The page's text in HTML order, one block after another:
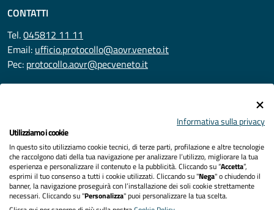
CONTATTI
Tel.045812 11 11
Email: ufficio.protocollo@aovr.veneto.it
Pec: protocollo.aovr@pecveneto.it
Privacy
Accessibilità
Note legali
Informativa sulla privacy
Utilizziamo i cookie
In questo sito utilizziamo cookie tecnici, di terze parti, profilazione e altre tecnologie
che raccolgono dati della tua navigazione per analizzare l’utilizzo, migliorare la tua
esperienza e personalizzare il contenuto e la pubblicità. Cliccando su “Accetta”,
esprimi il tuo consenso a tutti i cookie utilizzati. Cliccando su "Nega" o chiudendo il
banner, la navigazione proseguirà con l’installazione dei soli cookie strettamente
necessari. Cliccando su "Personalizza" puoi personalizzare la tua scelta.